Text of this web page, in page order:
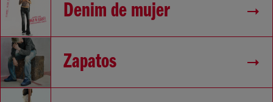
Denim de mujer
Zapatos